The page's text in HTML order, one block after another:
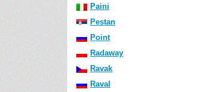
Paini
Pestan
Point
Radaway
Ravak
Raval